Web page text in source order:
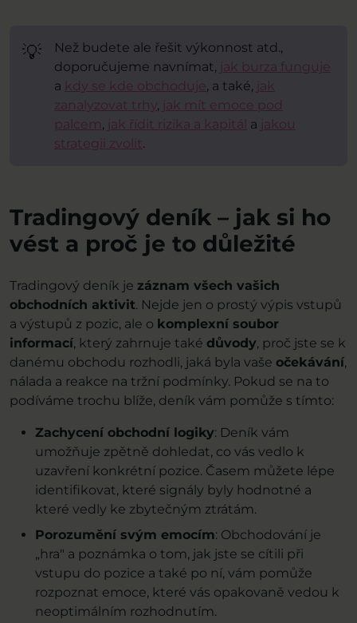
💡
Než budete ale řešit výkonnost atd.,
doporučujeme navnímat, jak burza funguje
a kdy se kde obchoduje, a také, jak
zanalyzovat trhy, jak mít emoce pod
palcem, jak řídit rizika a kapitál a jakou
strategii zvolit.
Tradingový deník – jak si ho
vést a proč je to důležité
Tradingový deník je záznam všech vašich
obchodních aktivit. Nejde jen o prostý výpis vstupů
a výstupů z pozic, ale o komplexní soubor
informací, který zahrnuje také důvody, proč jste se k
danému obchodu rozhodli, jaká byla vaše očekávání,
nálada a reakce na tržní podmínky. Pokud se na to
podíváme trochu blíže, deník vám pomůže s tímto:
Zachycení obchodní logiky: Deník vám
umožňuje zpětně dohledat, co vás vedlo k
uzavření konkrétní pozice. Časem můžete lépe
identifikovat, které signály byly hodnotné a
které vedly ke zbytečným ztrátám.
Porozumění svým emocím: Obchodování je
„hra" a poznámka o tom, jak jste se cítili při
vstupu do pozice a také po ní, vám pomůže
rozpoznat emoce, které vás opakovaně vedou k
neoptimálním rozhodnutím.